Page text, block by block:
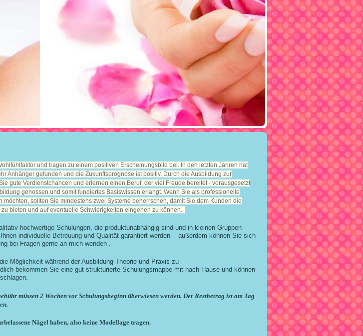
und tragen zu einem positiven Erscheinungsbild bei. In den letzten Jahren hat
Anhänger gefunden und die Zukunftsprognose ist positiv. Durch die Ausbildung zur
gute Verdienstchancen und erlernen einen Beruf, der viel Freude bereitet - vorausgesetzt
genossen und somit fundiertes Basiswissen erlangt. Wenn Sie als professionelle
möchten, sollten Sie mindestens zwei Systeme beherrschen, damit Sie dem Kunden die
bieten und auf eventuelle Schwierigkeiten eingehen zu können.
hochwertige Schulungen, die produktunabhängig sind und in kleinen Gruppen
individuelle Betreuung und Qualität garantiert werden - außerdem können Sie sich
bei Fragen gerne an mich wenden .
Möglichkeit während der Ausbildung Theorie und Praxis zu
bekommen Sie eine gut strukturierte Schulungsmappe mit nach Hause und können
müssen 2 Wochen vor Schulungsbeginn überwiesen werden. Der Restbetrag ist am Tag
Nägel haben, also keine Modellage tragen.